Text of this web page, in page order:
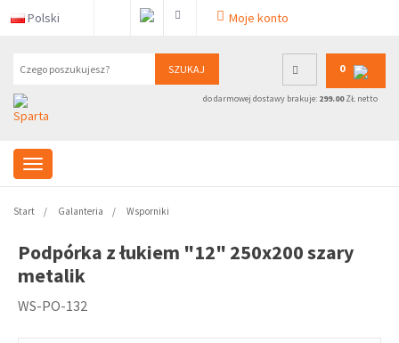
Polski Moje konto
SZUKAJ 0
do darmowej dostawy brakuje: 299.00ZŁ netto
Start Galanteria Wsporniki
Podpórka z łukiem "12" 250x200 szary
metalik
WS-PO-132